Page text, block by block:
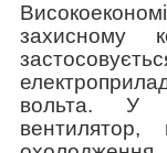
захисному
вольта. У
вентилятор,